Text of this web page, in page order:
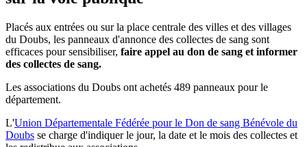
Placés aux entrées ou sur la place centrale des villes et des villages
du Doubs, les panneaux d'annonce des collectes de sang sont
efficaces pour sensibiliser, faire appel au don de sang et informer
des collectes de sang.
Les associations du Doubs ont achetés 489 panneaux pour le
département.
L'Union Départementale Fédérée pour le Don de sang Bénévole du
Doubs se charge d'indiquer le jour, la date et le mois des collectes et